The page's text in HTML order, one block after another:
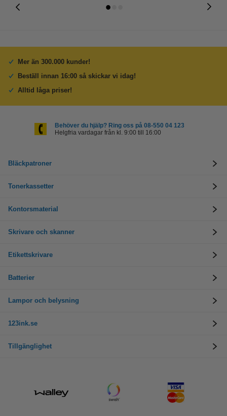
Mer än 300.000 kunder!
Beställ innan 16:00 så skickar vi idag!
Alltid låga priser!
Behöver du hjälp? Ring oss på 08-550 04 123
Helgfria vardagar från kl. 9:00 till 16:00
Bläckpatroner
Tonerkassetter
Kontorsmaterial
Skrivare och skanner
Etikettskrivare
Batterier
Lampor och belysning
123ink.se
Tillgänglighet